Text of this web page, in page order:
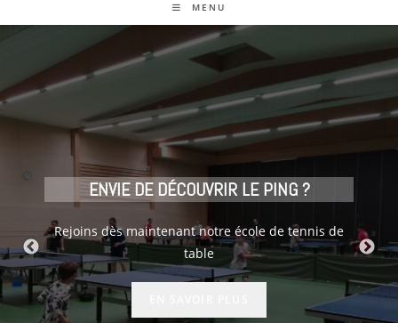
MENU
ENVIE DE DÉCOUVRIR LE PING ?
Rejoins dès maintenant notre école de tennis de
table